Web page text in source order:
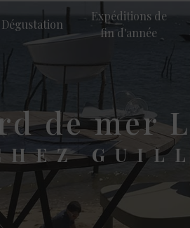
Dégustation
Expéditions de
fin d'année
de mer
CHEZ